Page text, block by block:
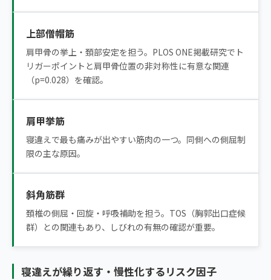
上部僧帽筋
肩甲骨の挙上・頚部安定を担う。PLOS ONE掲載研究でト
リガーポイントと肩甲骨位置の非対称性に有意な関連
（p=0.028）を確認。
肩甲挙筋
寝違えで最も痛みが出やすい筋肉の一つ。同側への側屈制
限の主な原因。
斜角筋群
頚椎の側屈・回旋・呼吸補助を担う。TOS（胸郭出口症候
群）との関連もあり、しびれの有無の確認が重要。
寝違えが繰り返す・慢性化するリスク因子